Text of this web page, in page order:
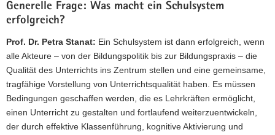
Generelle Frage: Was macht ein Schulsystem
erfolgreich?
Prof. Dr. Petra Stanat: Ein Schulsystem ist dann erfolgreich, wenn
alle Akteure – von der Bildungspolitik bis zur Bildungspraxis – die
Qualität des Unterrichts ins Zentrum stellen und eine gemeinsame,
tragfähige Vorstellung von Unterrichtsqualität haben. Es müssen
Bedingungen geschaffen werden, die es Lehrkräften ermöglicht,
einen Unterricht zu gestalten und fortlaufend weiterzuentwickeln,
der durch effektive Klassenführung, kognitive Aktivierung und